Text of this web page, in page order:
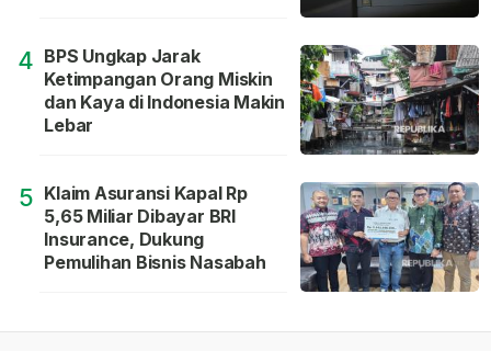
4 BPS Ungkap Jarak
Ketimpangan Orang Miskin
dan Kaya di Indonesia Makin
Lebar
5 Klaim Asuransi Kapal Rp
5,65 Miliar Dibayar BRI
Insurance, Dukung
Pemulihan Bisnis Nasabah